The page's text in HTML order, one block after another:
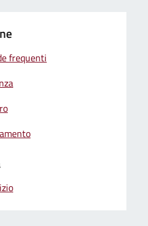
frequenti